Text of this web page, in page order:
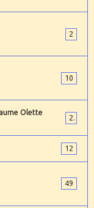
2
10
Olette
2
12
49